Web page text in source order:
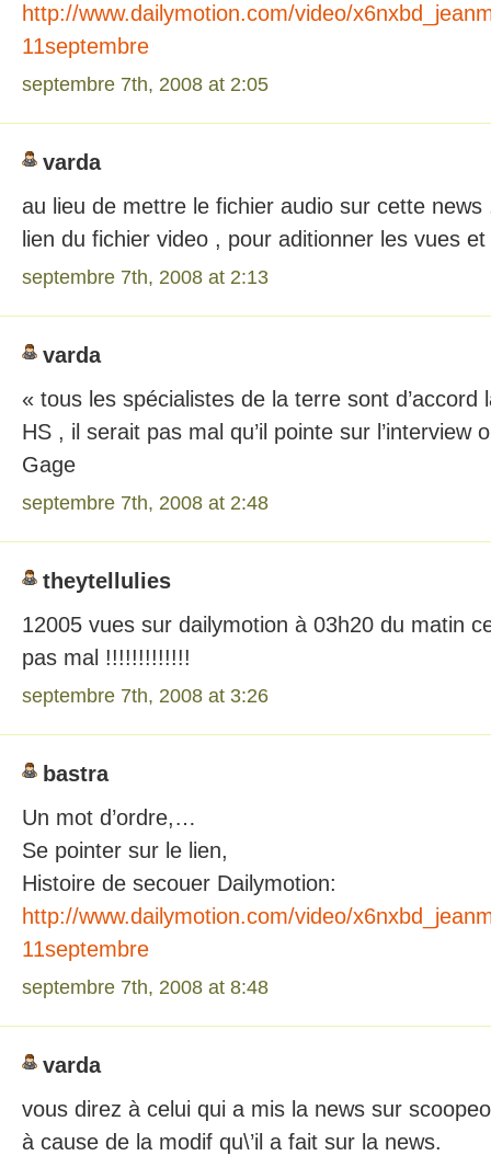
http://www.dailymotion.com/video/
11septembre
septembre 7th, 2008 at 2:05
varda
au lieu de mettre le fichier audio sur cette
lien du fichier video , pour aditionner les vues
septembre 7th, 2008 at 2:13
varda
« tous les spécialistes de la terre sont d’accord
HS , il serait pas mal qu’il pointe sur l’interview
Gage
septembre 7th, 2008 at 2:48
theytellulies
12005 vues sur dailymotion à 03h20 du matin
pas mal !!!!!!!!!!!!!
septembre 7th, 2008 at 3:26
bastra
Un mot d’ordre,…
Se pointer sur le lien,
Histoire de secouer Dailymotion:
http://www.dailymotion.com/video/
11septembre
septembre 7th, 2008 at 8:48
varda
vous direz à celui qui a mis la news sur
à cause de la modif qu\’il a fait sur la news.